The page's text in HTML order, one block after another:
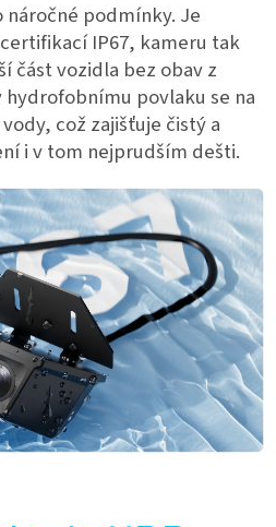
náročné podmínky. Je
IP67, kameru tak
část vozidla bez obav z
povlaku se na
což zajišťuje čistý a
i v tom nejprudším dešti.